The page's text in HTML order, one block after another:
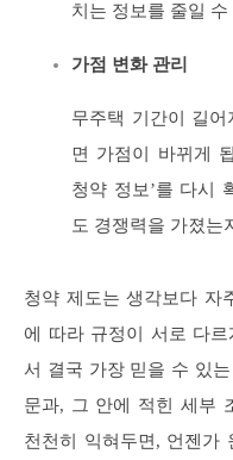
치는 정보를 줄일 수
가점 변화 관리
무주택 기간이 길어
면 가점이 바뀌게
청약 정보’를 다시
도 경쟁력을 가졌는
청약 제도는 생각보다 자
에 따라 규정이 서로 다
서 결국 가장 믿을 수 있
문과, 그 안에 적힌 세부
천천히 익혀두면, 언젠가